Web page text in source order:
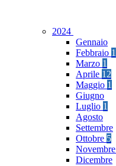
2024
Gennaio
Febbraio 1
Marzo 1
Aprile 12
Maggio 1
Giugno
Luglio 1
Agosto
Settembre
Ottobre 5
Novembre
Dicembre